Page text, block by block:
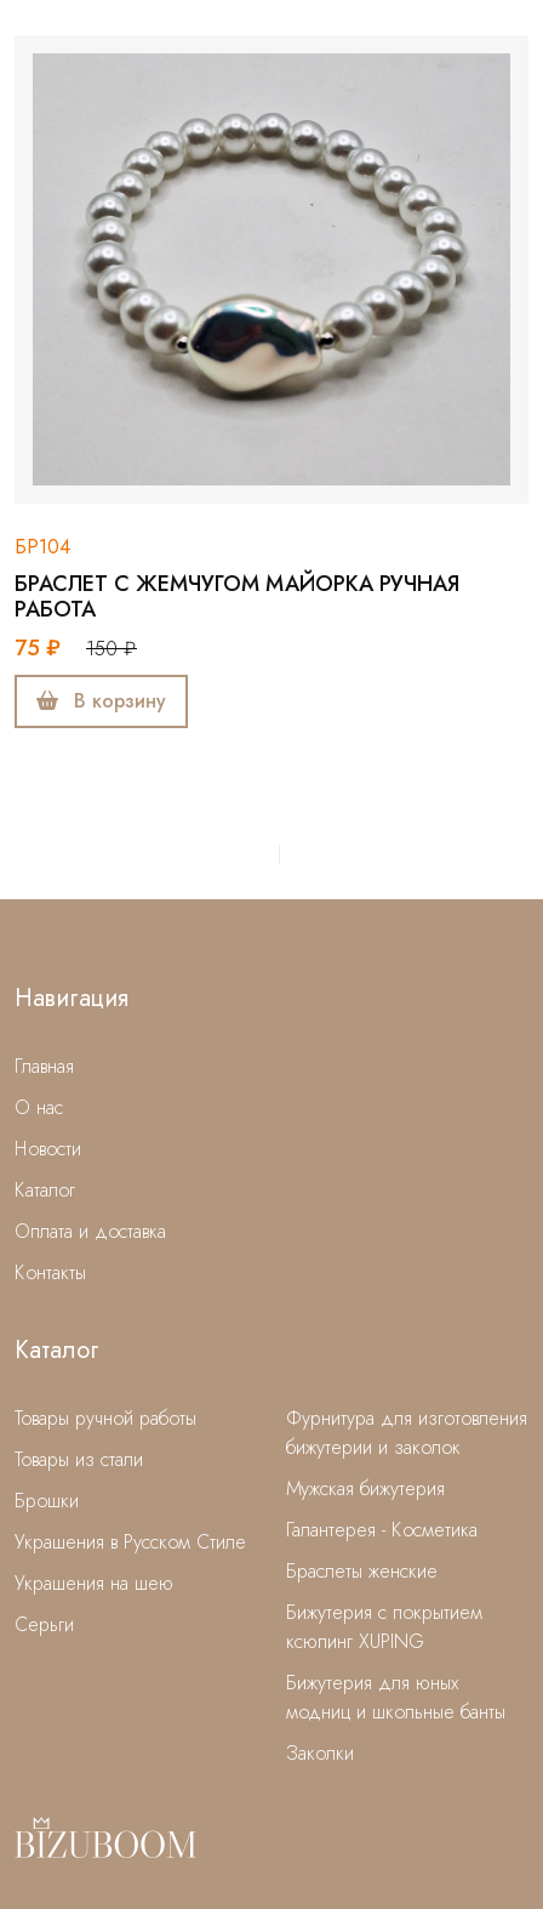
БР104
БРАСЛЕТ С ЖЕМЧУГОМ МАЙОРКА РУЧНАЯ
РАБОТА
75 ₽
150 ₽
В корзину
Навигация
Главная
О нас
Новости
Каталог
Оплата и доставка
Контакты
Каталог
Товары ручной работы
Товары из стали
Брошки
Украшения в Русском Стиле
Украшения на шею
Серьги
Фурнитура для изготовления
бижутерии и заколок
Мужская бижутерия
Галантерея - Косметика
Браслеты женские
Бижутерия с покрытием
ксюпинг XUPING
Бижутерия для юных
модниц и школьные банты
Заколки